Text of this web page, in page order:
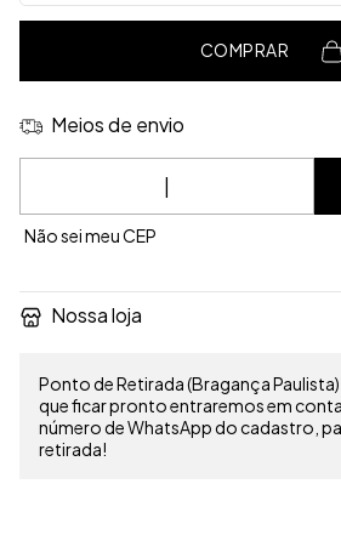
COMPRAR
Meios de envio
Entregas para o CEP:
Não sei meu CEP
Nossa loja
Ponto de Retirada (Bragança
que ficar pronto entraremos em
número de WhatsApp do cadastro,
retirada!